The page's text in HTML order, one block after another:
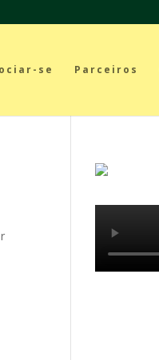
se Parceiros